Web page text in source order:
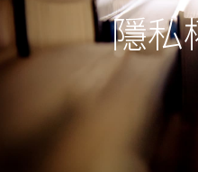
隱私